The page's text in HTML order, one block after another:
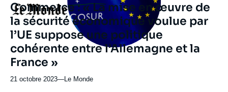
Logo
Commerce : « La mise en œuvre de
la sécurité économique voulue par
l’UE suppose une politique
cohérente entre l’Allemagne et la
France »
21 octobre 2023—Nom
Le Monde